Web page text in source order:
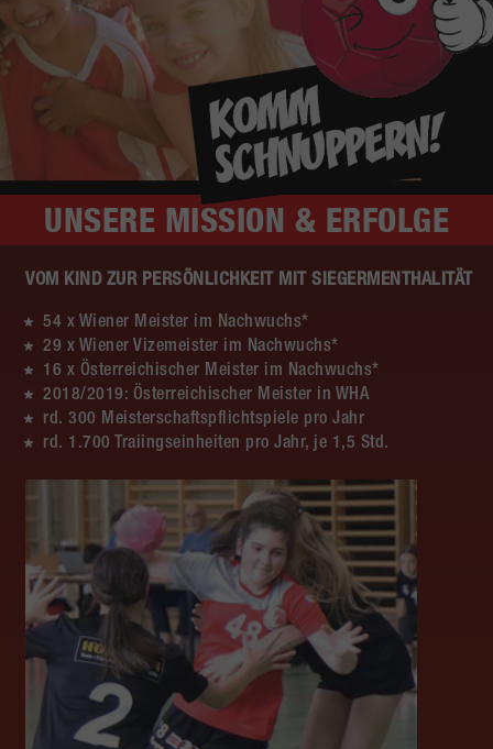
UNSERE MISSION & ERFOLGE
VOM KIND ZUR PERSÖNLICHKEIT MIT SIEGERMENTHALITÄT
54 x Wiener Meister im Nachwuchs*
29 x Wiener Vizemeister im Nachwuchs*
16 x Österreichischer Meister im Nachwuchs*
2018/2019: Österreichischer Meister in WHA
rd. 300 Meisterschaftspflichtspiele pro Jahr
rd. 1.700 Traiingseinheiten pro Jahr, je 1,5 Std.